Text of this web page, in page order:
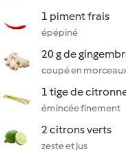
1 piment frais
épépiné
20 g de
coupé en
1 tige de
émincée finement
2 citrons verts
zeste et jus